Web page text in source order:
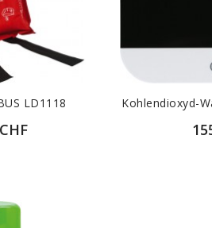
LD1118 Kohlendioxyd-